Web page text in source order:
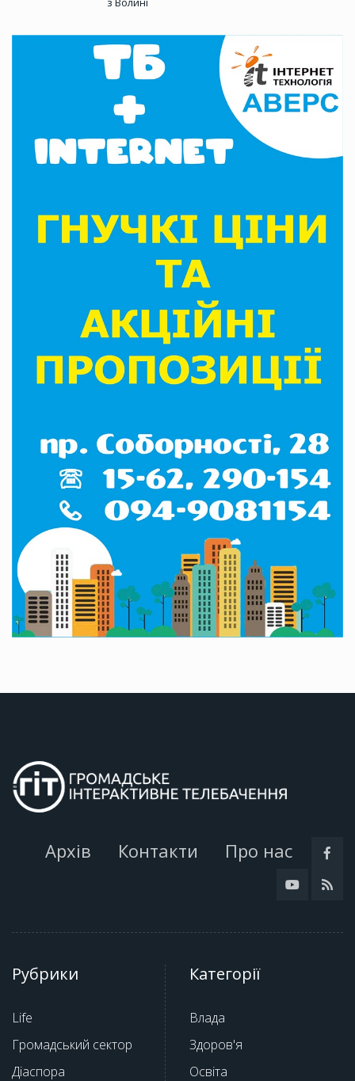
Архів Контакти Про нас
Рубрики
Life
Громадський сектор
Діаспора
Категорії
Влада
Здоров'я
Освіта